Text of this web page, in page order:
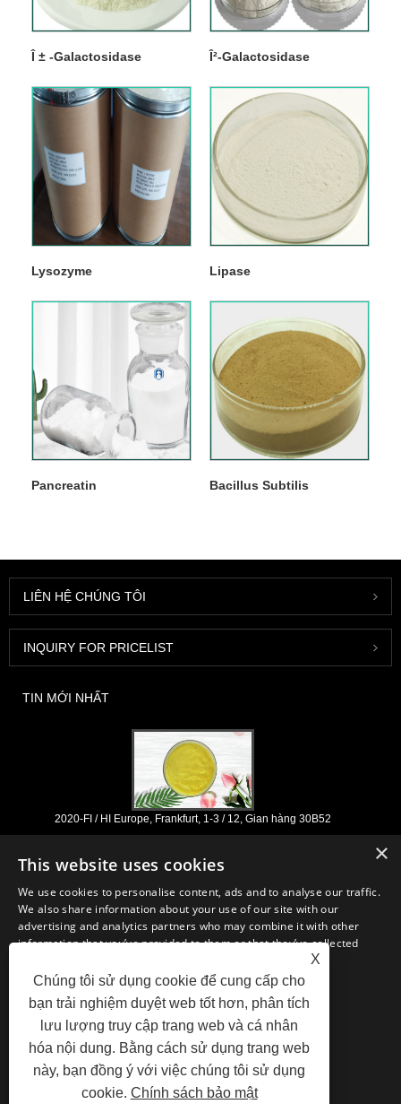
Î ± -Galactosidase Î²-Galactosidase
Lysozyme Lipase
Pancreatin Bacillus Subtilis
LIÊN HỆ CHÚNG TÔI
INQUIRY FOR PRICELIST
TIN MỚI NHẤT
2020-FI / HI Europe, Frankfurt, 1-3 / 12, Gian hàng 30B52
Chúng tôi phát triển, tiếp thị và phân phối các thành phần và sản phẩm
thiết yếu cho ngành dinh dưỡng, thực phẩm bổ sung và thực phẩm chức
năng & đồ uống từ các cơ sở sản xuất chính có trụ sở tại Trung Quốc,
Nhật Bản và Hàn Quốc, nơi chúng tôi có nhiều năm kinh nghiệm và
chúng tôi đã thành lập rất tốt. Chuyên môn và uy tín của chúng tôi trong
việc tìm nguồn cung ứng mang lại lợi ích cho các đối tác của chúng tôi
liên kết Sitemap RSS XML Privacy Policy
X
Chúng tôi sử dụng cookie để cung cấp cho
bạn trải nghiệm duyệt web tốt hơn, phân tích
lưu lượng truy cập trang web và cá nhân
hóa nội dung. Bằng cách sử dụng trang web
này, bạn đồng ý với việc chúng tôi sử dụng
cookie. Chính sách bảo mật
×
This website uses cookies
We use cookies to personalise content, ads and to analyse our traffic.
We also share information about your use of our site with our
advertising and analytics partners who may combine it with other
information that you’ve provided to them or that they’ve collected
STRICTLY NECESSARY
PERFORMANCE
TARGETING FUNCTIONALITY
UNCLASSIFIED